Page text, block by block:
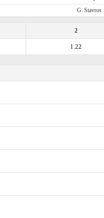
G. Stavros
2
1.22